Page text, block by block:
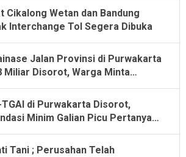
Cikalong Wetan dan Bandung
Interchange Tol Segera Dibuka
Jalan Provinsi di Purwakarta
Miliar Disorot, Warga Minta
Diawasi Ketat
di Purwakarta Disorot,
Minim Galian Picu Pertanyaan
Tani ; Perusahan Telah